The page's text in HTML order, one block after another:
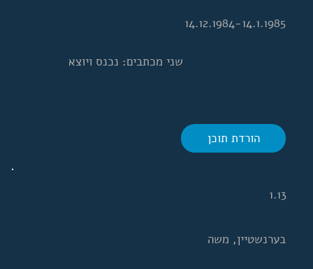
הורדת תוכן
שני מכתבים: נכנס ויוצא
14.12.1984-14.1.1985
בערנשטיין, משה
1.13